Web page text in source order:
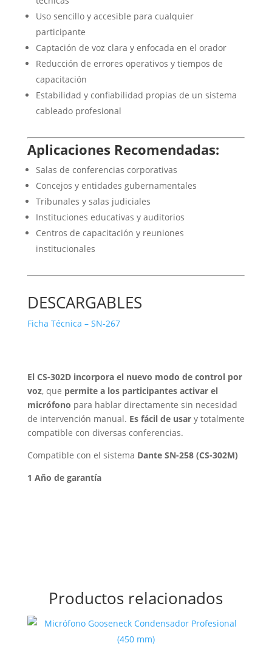
Uso sencillo y accesible para cualquier
participante
Captación de voz clara y enfocada en el orador
Reducción de errores operativos y tiempos de
capacitación
Estabilidad y confiabilidad propias de un sistema
cableado profesional
Aplicaciones Recomendadas:
Salas de conferencias corporativas
Concejos y entidades gubernamentales
Tribunales y salas judiciales
Instituciones educativas y auditorios
Centros de capacitación y reuniones
institucionales
DESCARGABLES
Ficha Técnica – SN-267
El CS-302D incorpora el nuevo modo de control por
voz, que permite a los participantes activar el
micrófono para hablar directamente sin necesidad
de intervención manual. Es fácil de usary totalmente
compatible con diversas conferencias.
Compatible con el sistema Dante SN-258 (CS-302M)
1 Año de garantía
Productos relacionados